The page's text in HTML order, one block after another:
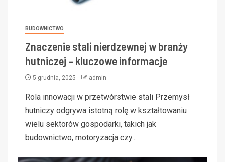
BUDOWNICTWO
Znaczenie stali nierdzewnej w branży
hutniczej – kluczowe informacje
5 grudnia, 2025 admin
Rola innowacji w przetwórstwie stali Przemysł
hutniczy odgrywa istotną rolę w kształtowaniu
wielu sektorów gospodarki, takich jak
budownictwo, motoryzacja czy...